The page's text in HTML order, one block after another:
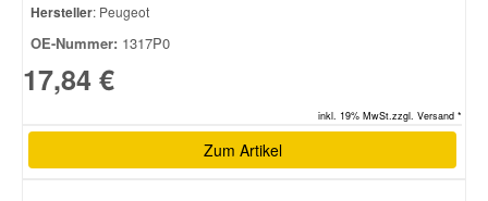
Hersteller: Peugeot
OE-Nummer: 1317P0
17,84 €
inkl. 19% MwSt.zzgl. Versand *
Zum Artikel